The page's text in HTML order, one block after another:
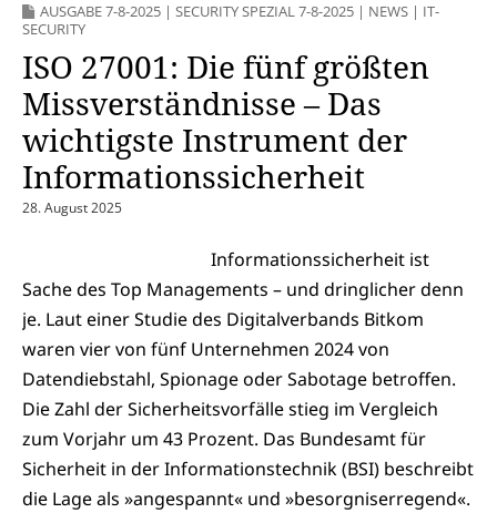
AUSGABE 7-8-2025 | SECURITY SPEZIAL 7-8-2025 | NEWS | IT-
SECURITY
ISO 27001: Die fünf größten
Missverständnisse – Das
wichtigste Instrument der
Informationssicherheit
28. August 2025
Informationssicherheit ist
Sache des Top Managements – und dringlicher denn
je. Laut einer Studie des Digitalverbands Bitkom
waren vier von fünf Unternehmen 2024 von
Datendiebstahl, Spionage oder Sabotage betroffen.
Die Zahl der Sicherheitsvorfälle stieg im Vergleich
zum Vorjahr um 43 Prozent. Das Bundesamt für
Sicherheit in der Informationstechnik (BSI) beschreibt
die Lage als »angespannt« und »besorgniserregend«.